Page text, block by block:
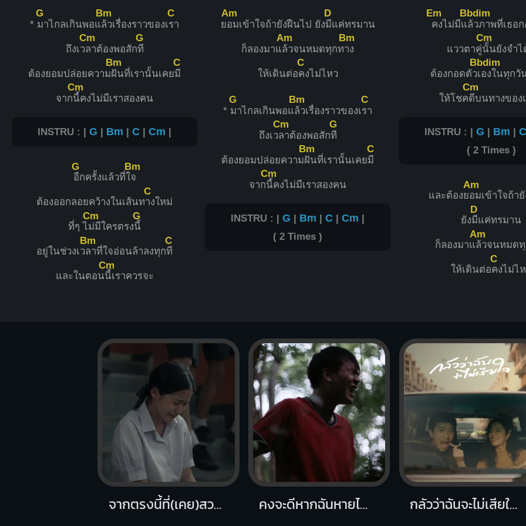
*
G
มาไกลเกินพอแ
Bm
ล้วเรื่องราวของเ
C
รา
ถึงเว
Cm
ลาต้องพอสัก
G
ที
ต้องยอมปล่อยความ
Bm
ฝันที่เรานั้นเคย
C
มี
จาก
Cm
นี้คงไม่มีเราสองคน
INSTRU : |G | Bm |C |Cm |
G
อีกครั้งแล้วที่ใ
Bm
จ
ต้องออกลอยคว้างในเส้นท
C
างใหม่
ที่ๆ ไ
Cm
ม่มีใครตรง
G
นี้
อยู่ในช่วงเว
Bm
ลาที่ใจอ่อนล้าลงทุก
C
ที
และในตอน
Cm
นี้เราควรจะ
ย
Am
อมเข้าใจถ้ายังฝืนไป ยัง
D
มีแค่ทรมาน
ก็ลองมาแ
Am
ล้วจนหมดทุกท
Bm
าง
ให้เดินต่อ
C
คงไม่ไหว
*
G
มาไกลเกินพอแ
Bm
ล้วเรื่องราวของเ
C
รา
ถึงเว
Cm
ลาต้องพอสัก
G
ที
ต้องยอมปล่อยความ
Bm
ฝันที่เรานั้นเคย
C
มี
จาก
Cm
นี้คงไม่มีเราสองคน
INSTRU : |G | Bm |C |Cm |
( 2 Times )
Em
คงไม่มีแ
Bbdim
ล้วภาพที่เธอ
แววตาคู่
Cm
นั้นยังจำไ
ต้องกอดตัว
Bbdim
เองในทุกวั
ให้โชค
Cm
ดีบนทางของ
INSTRU : | G | Bm | C
( 2 Times )
และต้องย
Am
อมเข้าใจถ้า
ยัง
D
มีแค่ทรมาน
ก็ลองมาแ
Am
ล้วจนหมด
ให้เดินต่อ
C
คงไม่ไ
จากตรงนี้ที่(เคย)สวยงาม คงจะดีหากฉันหายไป (Vanishing) กลัวว่าฉันจะไม่เสียใจ (Fear)